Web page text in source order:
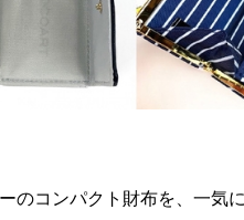
のコンパクト財布を、一気